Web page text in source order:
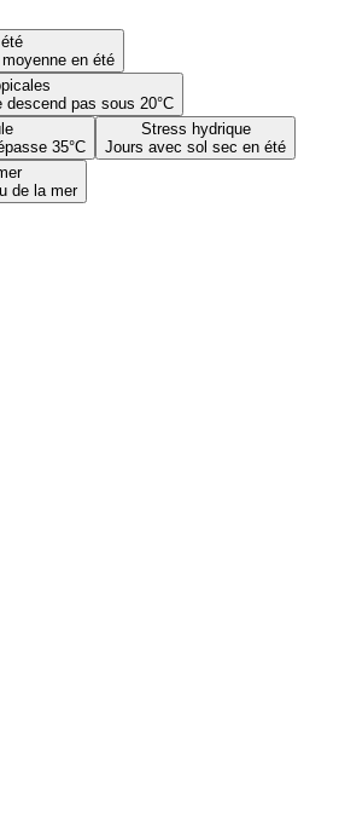
en été
descend pas sous 20°C
35°C
Stress hydrique
Jours avec sol sec en été
de la mer